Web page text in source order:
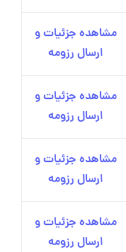
مشاهده جزئیات و
ارسال رزومه
مشاهده جزئیات و
ارسال رزومه
مشاهده جزئیات و
ارسال رزومه
مشاهده جزئیات و
ارسال رزومه